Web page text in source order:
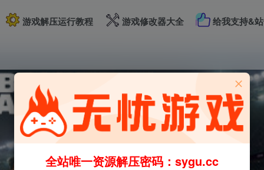
游戏解压运行教程 游戏修改器大全 给我支持&
全站唯一资源解压密码：sygu.cc